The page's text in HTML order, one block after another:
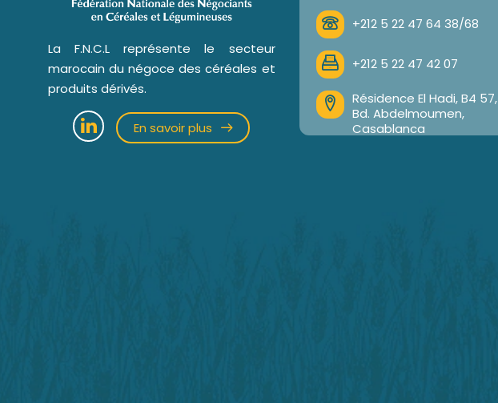
La F.N.C.L représente le secteur
marocain du négoce des céréales et
produits dérivés.
En savoir plus
+212 5 22 47 64 38/68
+212 5 22 47 42 07
Résidence El Hadi, B4 57,
Bd. Abdelmoumen,
Casablanca